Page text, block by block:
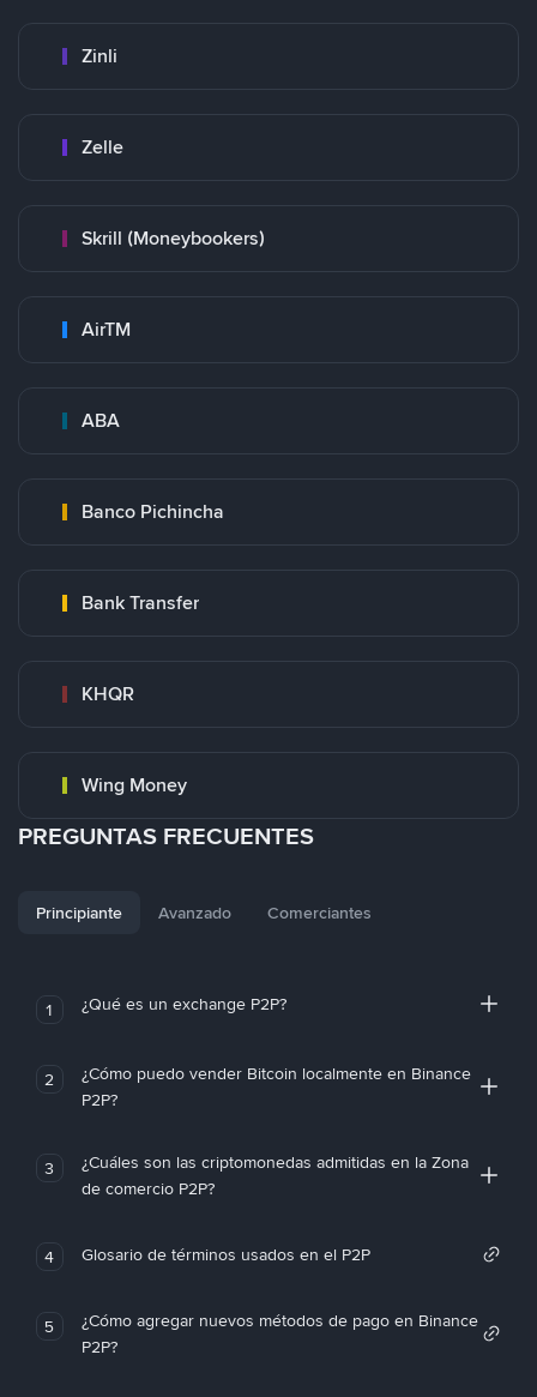
Zinli
Zelle
Skrill (Moneybookers)
AirTM
ABA
Banco Pichincha
Bank Transfer
KHQR
Wing Money
PREGUNTAS FRECUENTES
Principiante Avanzado Comerciantes
1 ¿Qué es un exchange P2P?
2
¿Cómo puedo vender Bitcoin localmente en Binance
P2P?
3
¿Cuáles son las criptomonedas admitidas en la Zona
de comercio P2P?
4 Glosario de términos usados en el P2P
5
¿Cómo agregar nuevos métodos de pago en Binance
P2P?